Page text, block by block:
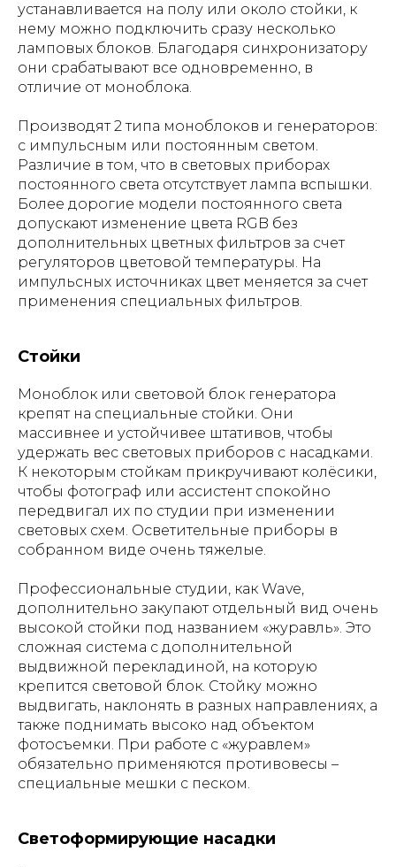
устанавливается на полу или около стойки, к
нему можно подключить сразу несколько
ламповых блоков. Благодаря синхронизатору
они срабатывают все одновременно, в
отличие от моноблока.
Производят 2 типа моноблоков и генераторов:
с импульсным или постоянным светом.
Различие в том, что в световых приборах
постоянного света отсутствует лампа вспышки.
Более дорогие модели постоянного света
допускают изменение цвета RGB без
дополнительных цветных фильтров за счет
регуляторов цветовой температуры. На
импульсных источниках цвет меняется за счет
применения специальных фильтров.
Стойки
Моноблок или световой блок генератора
крепят на специальные стойки. Они
массивнее и устойчивее штативов, чтобы
удержать вес световых приборов с насадками.
К некоторым стойкам прикручивают колёсики,
чтобы фотограф или ассистент спокойно
передвигал их по студии при изменении
световых схем. Осветительные приборы в
собранном виде очень тяжелые.
Профессиональные студии, как Wave,
дополнительно закупают отдельный вид очень
высокой стойки под названием «журавль». Это
сложная система с дополнительной
выдвижной перекладиной, на которую
крепится световой блок. Стойку можно
выдвигать, наклонять в разных направлениях, а
также поднимать высоко над объектом
фотосъемки. При работе с «журавлем»
обязательно применяются противовесы –
специальные мешки с песком.
Светоформирующие насадки